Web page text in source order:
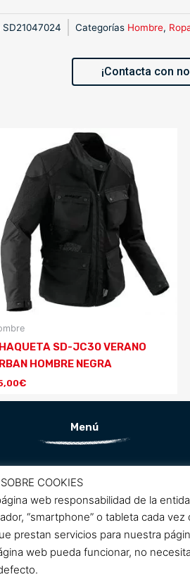
SD21047024 Categorías Hombre,
¡Contacta con
SD-JC30 VERANO
HOMBRE NEGRA
€
Menú
Conócenos
Promociones
Contacto
COOKIES
web responsabilidad de la
“smartphone” o tableta cada
prestan servicios para nuestra
web pueda funcionar, no